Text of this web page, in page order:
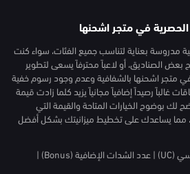
في متجر اشحنها
مدروسة بعناية لتناسب جميع الفئات، سواء كنت
الصناديق، أو لاعباً محترفاً يسعى لتطوير
في متجر اشحنها بالشفافية وعدم وجود رسوم خفية
غالباً رصيداً إضافياً مجانياً يزيد كلما زادت قيمة
لك بوضوح الخيارات المتاحة والقيمة التي
مما يساعدك على تخطيط ميزانيتك بشكل أفضل
نوع الباقة | عدد الشدات الأساسي (UC) | عدد الشدات الإضافية (Bonus) |